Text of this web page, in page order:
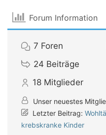
Forum Information
7 Foren
24 Beiträge
18 Mitglieder
Unser neuestes
Letzter Beitrag:
krebskranke Kinder